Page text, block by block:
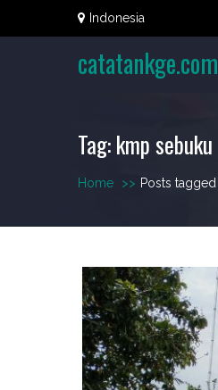
Indonesia
catatankge.com
Tag:kmp sebuku
Home >> Posts tagged